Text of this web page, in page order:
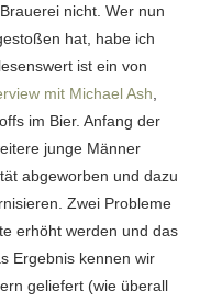
nicht. Wer nun
hat, habe ich
ist ein von
mit Michael Ash
im Bier. Anfang der
junge Männer
abgeworben und dazu
Zwei Probleme
erhöht werden und das
Ergebnis kennen wir
geliefert (wie überall